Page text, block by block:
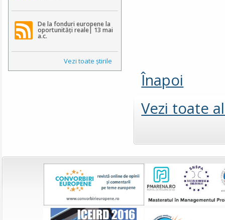
De la fonduri europene la
oportunități reale| 13 mai
a.c.
Vezi toate ştirile
Înapoi
Vezi toate